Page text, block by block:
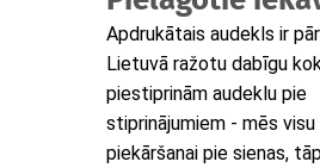
Apdrukātais audekls ir
Lietuvā ražotu dabīgu
piestiprinām audeklu pie
stiprinājumiem - mēs
piekāršanai pie sienas,